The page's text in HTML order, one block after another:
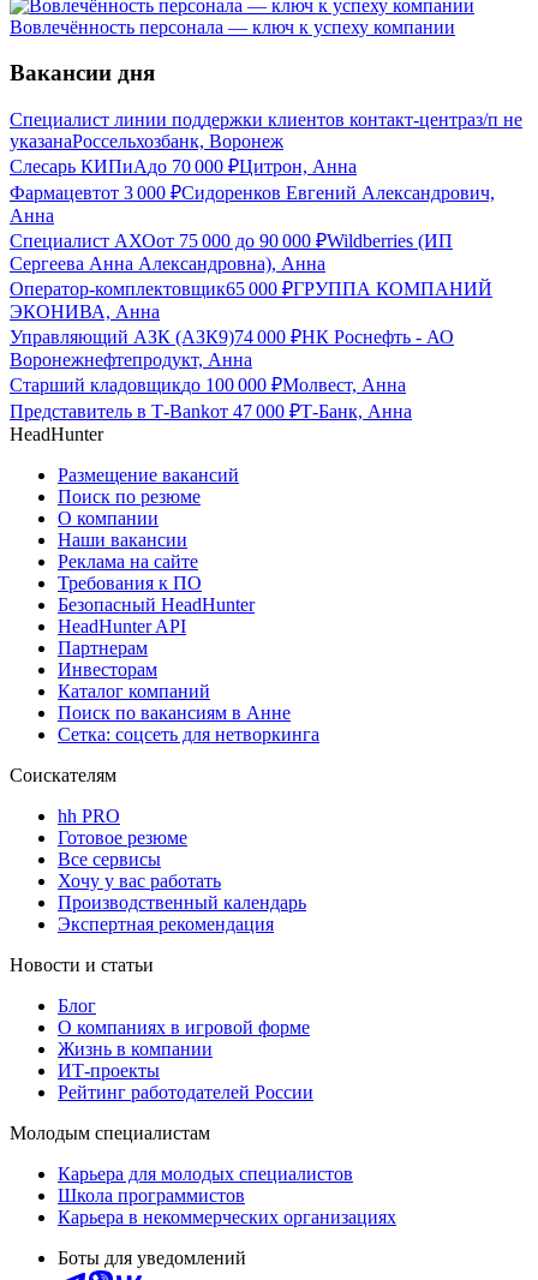
Вовлечённость персонала — ключ к успеху компании
Вакансии дня
Специалист линии поддержки клиентов контакт-центраз/п не
указанаРоссельхозбанк, Воронеж
Слесарь КИПиАдо 70 000 ₽Цитрон, Анна
Фармацевтот 3 000 ₽Сидоренков Евгений Александрович,
Анна
Специалист АХОот 75 000 до 90 000 ₽Wildberries (ИП
Сергеева Анна Александровна), Анна
Оператор-комплектовщик65 000 ₽ГРУППА КОМПАНИЙ
ЭКОНИВА, Анна
Управляющий АЗК (АЗК9)74 000 ₽НК Роснефть - АО
Воронежнефтепродукт, Анна
Старший кладовщикдо 100 000 ₽Молвест, Анна
Представитель в Т-Bankот 47 000 ₽Т-Банк, Анна
HeadHunter
Размещение вакансий
Поиск по резюме
О компании
Наши вакансии
Реклама на сайте
Требования к ПО
Безопасный HeadHunter
HeadHunter API
Партнерам
Инвесторам
Каталог компаний
Поиск по вакансиям в Анне
Сетка: соцсеть для нетворкинга
Соискателям
hh PRO
Готовое резюме
Все сервисы
Хочу у вас работать
Производственный календарь
Экспертная рекомендация
Новости и статьи
Блог
О компаниях в игровой форме
Жизнь в компании
ИТ-проекты
Рейтинг работодателей России
Молодым специалистам
Карьера для молодых специалистов
Школа программистов
Карьера в некоммерческих организациях
Боты для уведомлений